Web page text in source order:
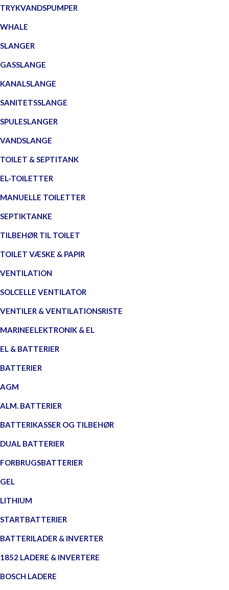
TRYKVANDSPUMPER
WHALE
SLANGER
GASSLANGE
KANALSLANGE
SANITETSSLANGE
SPULESLANGER
VANDSLANGE
TOILET & SEPTITANK
EL-TOILETTER
MANUELLE TOILETTER
SEPTIKTANKE
TILBEHØR TIL TOILET
TOILET VÆSKE & PAPIR
VENTILATION
SOLCELLE VENTILATOR
VENTILER & VENTILATIONSRISTE
MARINEELEKTRONIK & EL
EL & BATTERIER
BATTERIER
AGM
ALM. BATTERIER
BATTERIKASSER OG TILBEHØR
DUAL BATTERIER
FORBRUGSBATTERIER
GEL
LITHIUM
STARTBATTERIER
BATTERILADER & INVERTER
1852 LADERE & INVERTERE
BOSCH LADERE